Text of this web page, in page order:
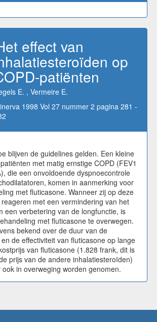
effect van
op
patiënten
E. , Vermeire E.
1998 Vol 27 nummer 2 pagina 281 -
blijven de guidelines gelden. Een kleine
met matig ernstige COPD (FEV1
die een onvoldoende dyspnoecontrole
komen in aanmerking voor
met fluticasone. Wanneer zij op deze
met een vermindering van het
een verbetering van de longfunctie, is
met fluticasone te overwegen.
bekend over de duur van de
de effectiviteit van fluticasone op lange
van fluticasone (1.828 frank, dit is
prijs van de andere inhalatiesteroïden)
in overweging worden genomen.